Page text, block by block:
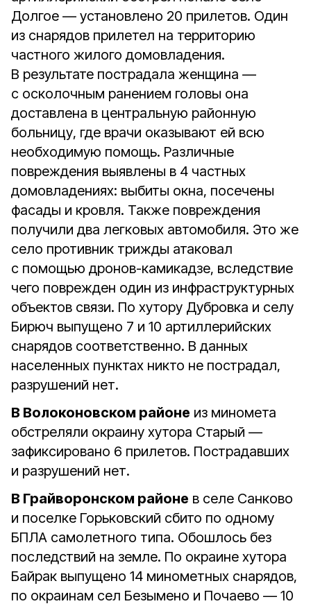
Долгое — установлено 20 прилетов. Один
из снарядов прилетел на территорию
частного жилого домовладения.
В результате пострадала женщина —
с осколочным ранением головы она
доставлена в центральную районную
больницу, где врачи оказывают ей всю
необходимую помощь. Различные
повреждения выявлены в 4 частных
домовладениях: выбиты окна, посечены
фасады и кровля. Также повреждения
получили два легковых автомобиля. Это же
село противник трижды атаковал
с помощью дронов-камикадзе, вследствие
чего поврежден один из инфраструктурных
объектов связи. По хутору Дубровка и селу
Бирюч выпущено 7 и 10 артиллерийских
снарядов соответственно. В данных
населенных пунктах никто не пострадал,
разрушений нет.⠀
В Волоконовском районе из миномета
обстреляли окраину хутора Старый —
зафиксировано 6 прилетов. Пострадавших
и разрушений нет.⠀
В Грайворонском районе в селе Санково
и поселке Горьковский сбито по одному
БПЛА самолетного типа. Обошлось без
последствий на земле. По окраине хутора
Байрак выпущено 14 минометных снарядов,
по окраинам сел Безымено и Почаево — 10